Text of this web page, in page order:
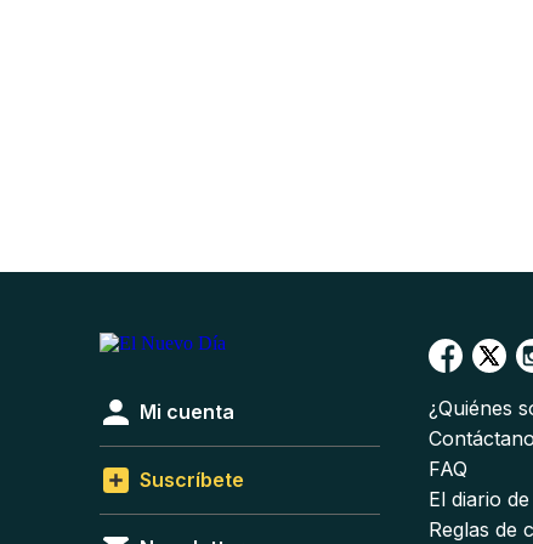
Mi cuenta
Suscríbete
¿Quiénes
FAQ
El diario
Reglas de